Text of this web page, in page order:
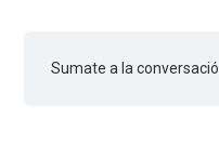
Sumate a la